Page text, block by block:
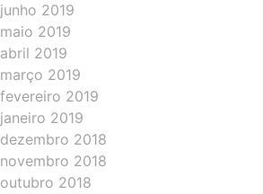
junho 2019
maio 2019
abril 2019
março 2019
fevereiro 2019
janeiro 2019
dezembro 2018
novembro 2018
outubro 2018